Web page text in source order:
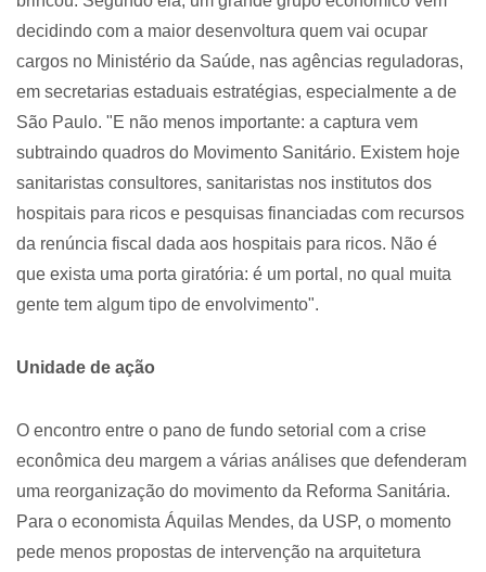
decidindo com a maior desenvoltura quem vai ocupar
cargos no Ministério da Saúde, nas agências reguladoras,
em secretarias estaduais estratégias, especialmente a de
São Paulo. "E não menos importante: a captura vem
subtraindo quadros do Movimento Sanitário. Existem hoje
sanitaristas consultores, sanitaristas nos institutos dos
hospitais para ricos e pesquisas financiadas com recursos
da renúncia fiscal dada aos hospitais para ricos. Não é
que exista uma porta giratória: é um portal, no qual muita
gente tem algum tipo de envolvimento".
Unidade de ação
O encontro entre o pano de fundo setorial com a crise
econômica deu margem a várias análises que defenderam
uma reorganização do movimento da Reforma Sanitária.
Para o economista Áquilas Mendes, da USP, o momento
pede menos propostas de intervenção na arquitetura